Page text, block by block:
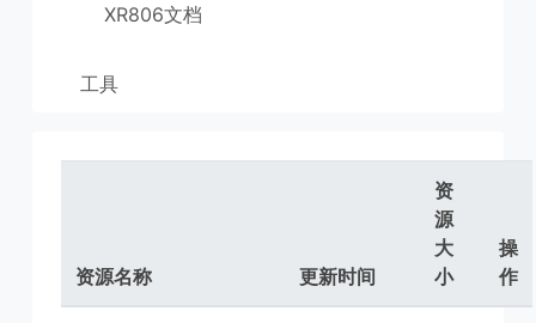
XR806文档
工具
资源名称 更新时间
资
源
大
小
操
作